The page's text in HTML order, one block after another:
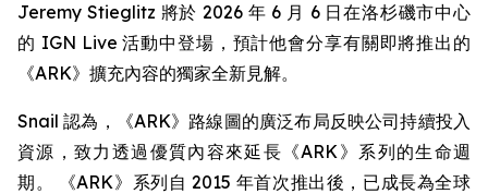
Jeremy Stieglitz 將於 2026 年 6 月 6 日在洛杉磯市中心
的 IGN Live 活動中登場，預計他會分享有關即將推出的
《ARK》擴充內容的獨家全新見解。
Snail 認為，《ARK》路線圖的廣泛布局反映公司持續投入
資源，致力透過優質內容來延長《ARK》系列的生命週
期。 《ARK》系列自 2015 年首次推出後，已成長為全球